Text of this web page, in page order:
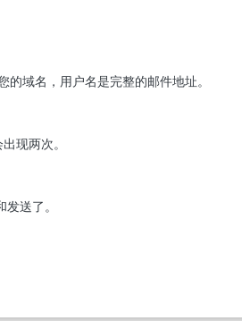
域名，用户名是完整的邮件地址。
现两次。
送了。